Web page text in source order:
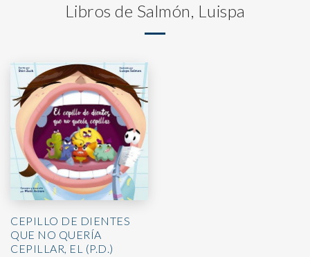
Libros de Salmón, Luispa
CEPILLO DE DIENTES
QUE NO QUERÍA
CEPILLAR, EL (P.D.)